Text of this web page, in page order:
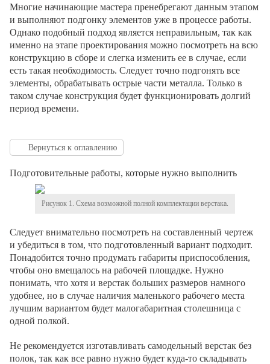
Многие начинающие мастера пренебрегают данным этапом
и выполняют подгонку элементов уже в процессе работы.
Однако подобный подход является неправильным, так как
именно на этапе проектирования можно посмотреть на всю
конструкцию в сборе и слегка изменить ее в случае, если
есть такая необходимость. Следует точно подгонять все
элементы, обрабатывать острые части металла. Только в
таком случае конструкция будет функционировать долгий
период времени.
Вернуться к оглавлению
Подготовительные работы, которые нужно выполнить
Рисунок 1. Схема возможной полной комплектации верстака.
Следует внимательно посмотреть на составленный чертеж
и убедиться в том, что подготовленный вариант подходит.
Понадобится точно продумать габариты приспособления,
чтобы оно вмещалось на рабочей площадке. Нужно
понимать, что хотя и верстак больших размеров намного
удобнее, но в случае наличия маленького рабочего места
лучшим вариантом будет малогабаритная столешница с
одной полкой.
Не рекомендуется изготавливать самодельный верстак без
полок, так как все равно нужно будет куда-то складывать